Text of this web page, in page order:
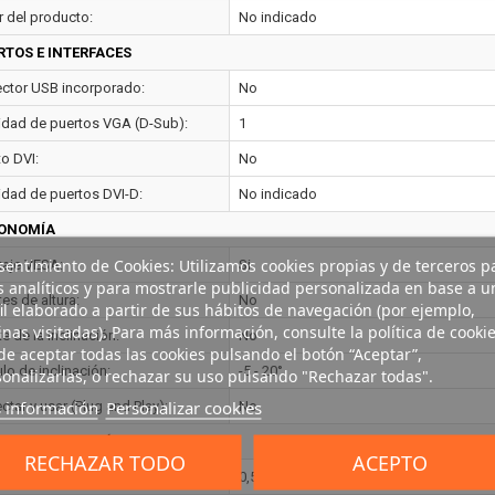
del producto: No indicado
E INTERFACES
USB incorporado: No
de puertos VGA (D-Sub): 1
DVI: No
de puertos DVI-D: No indicado
VESA: Si
de altura: No
de la inclinación: No
de inclinación: -5 - 20°
y usar (Plug and Play): No
0,5 W
de Cookies: Utilizamos cookies propias y de terceros
analíticos y para mostrarle publicidad personalizada en base a
elaborado a partir de sus hábitos de navegación (por ejemplo,
visitadas). Para más información, consulte la política de
aceptar todas las cookies pulsando el botón “Aceptar”,
o rechazar su uso pulsando "Rechazar todas".
información Personalizar cookies
RECHAZAR TODO ACEPTO